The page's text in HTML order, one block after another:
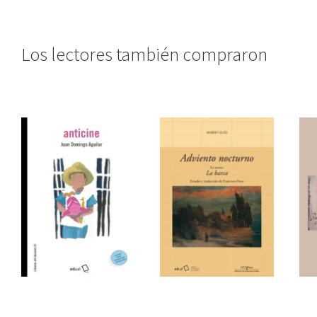
Los lectores también compraron